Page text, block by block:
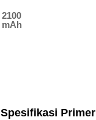
2100
mAh
Spesifikasi Primer